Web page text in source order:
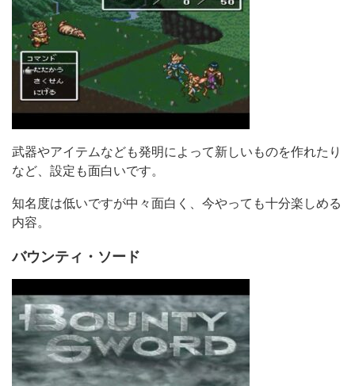
武器やアイテムなども発明によって新しいものを作れたり
など、設定も面白いです。
知名度は低いですが中々面白く、今やっても十分楽しめる
内容。
バウンティ・ソード